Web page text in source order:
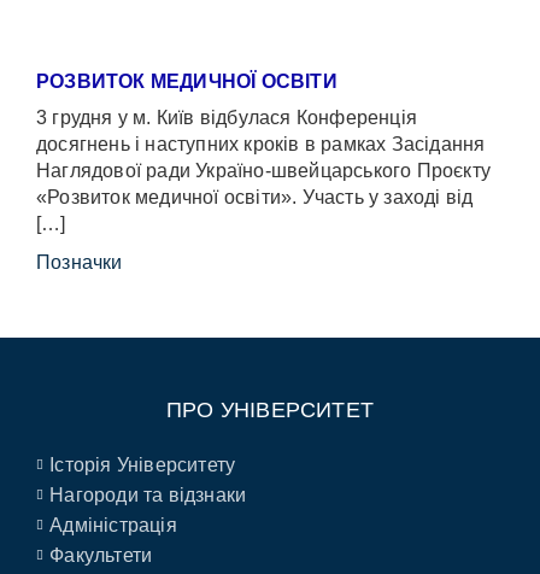
РОЗВИТОК МЕДИЧНОЇ ОСВІТИ
3 грудня у м. Київ відбулася Конференція
досягнень і наступних кроків в рамках Засідання
Наглядової ради Україно-швейцарського Проєкту
«Розвиток медичної освіти». Участь у заході від
[…]
Позначки
ПРО УНІВЕРСИТЕТ
Історія Університету
Нагороди та відзнаки
Адміністрація
Факультети